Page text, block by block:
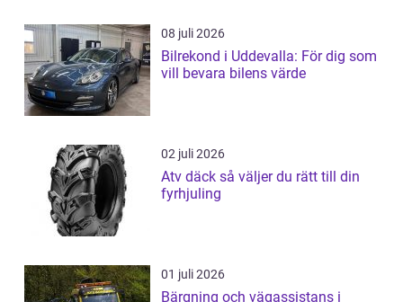
08 juli 2026
Bilrekond i Uddevalla: För dig som
vill bevara bilens värde
02 juli 2026
Atv däck så väljer du rätt till din
fyrhjuling
01 juli 2026
Bärgning och vägassistans i